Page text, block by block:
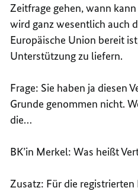
Zeitfrage gehen, wann
wird ganz wesentlich auch
Europäische Union bereit
Unterstützung zu liefern.
Frage: Sie haben ja diesen
Grunde genommen nicht.
die…
BK’in Merkel: Was heißt
Zusatz: Für die